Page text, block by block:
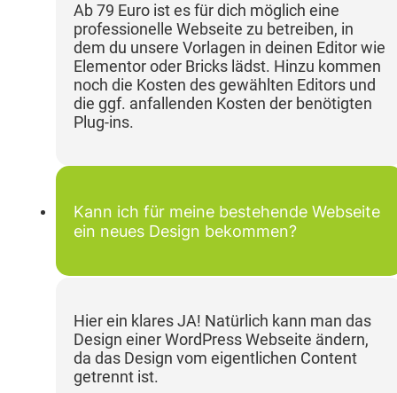
Ab 79 Euro ist es für dich möglich eine
professionelle Webseite zu betreiben, in
dem du unsere Vorlagen in deinen Editor wie
Elementor oder Bricks lädst. Hinzu kommen
noch die Kosten des gewählten Editors und
die ggf. anfallenden Kosten der benötigten
Plug-ins.
Kann ich für meine bestehende Webseite
ein neues Design bekommen?
Hier ein klares JA! Natürlich kann man das
Design einer WordPress Webseite ändern,
da das Design vom eigentlichen Content
getrennt ist.